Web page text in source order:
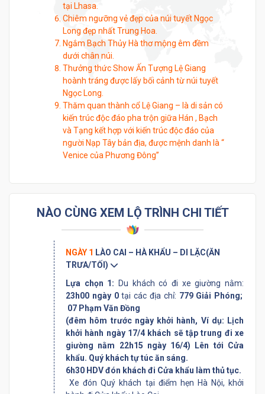
tại Lhasa.
Chiêm ngưỡng vẻ đẹp của núi tuyết Ngọc
Long đẹp nhất Trung Hoa.
Ngắm Bạch Thủy Hà thơ mộng êm đềm
dưới chân núi.
Thưởng thức Show Ấn Tượng Lệ Giang
hoành tráng được lấy bối cảnh từ núi tuyết
Ngọc Long.
Thăm quan thành cổ Lệ Giang – là di sản có
kiến trúc độc đáo pha trộn giữa Hán , Bạch
và Tạng kết hợp với kiến trúc độc đáo của
người Nạp Tây bản địa, được mệnh danh là “
Venice của Phương Đông”
NÀO CÙNG XEM LỘ TRÌNH CHI TIẾT
NGÀY 1 LÀO CAI – HÀ KHẨU – DI LẶC(ĂN
TRƯA/TỐI)
Lựa chọn 1:
Du khách có đi xe giường nằm:
23h00 ngày 0tại các địa chỉ: 779 Giải Phóng;
07 Phạm Văn Đồng
(đêm hôm trước ngày khởi hành, Ví dụ: Lịch
khởi hành ngày 17/4 khách sẽ tập trung đi xe
giường nằm 22h15 ngày 16/4) Lên tới Cửa
khẩu. Quý khách tự túc ăn sáng.
6h30 HDV đón khách đi Cửa khẩu làm thủ tục.
Xe đón Quý khách tại điểm hẹn Hà Nội, khởi